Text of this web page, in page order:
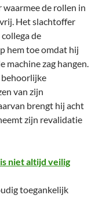
de rollen in
Het slachtoffer
de
hem toe omdat hij
machine zag hangen.
van zijn
brengt hij acht
zijn revalidatie
niet altijd veilig
toegankelijk